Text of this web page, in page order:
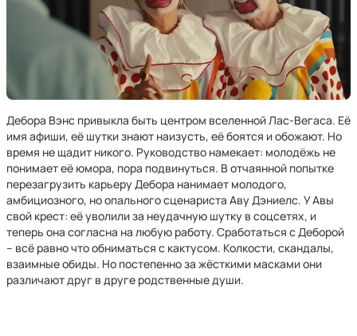
Дебора Вэнс привыкла быть центром вселенной Лас-Вегаса. Её
имя афиши, её шутки знают наизусть, её боятся и обожают. Но
время не щадит никого. Руководство намекает: молодёжь не
понимает её юмора, пора подвинуться. В отчаянной попытке
перезагрузить карьеру Дебора нанимает молодого,
амбициозного, но опального сценариста Аву Дэниелс. У Авы
свой крест: её уволили за неудачную шутку в соцсетях, и
теперь она согласна на любую работу. Сработаться с Деборой
– всё равно что обниматься с кактусом. Колкости, скандалы,
взаимные обиды. Но постепенно за жёсткими масками они
различают друг в друге родственные души.